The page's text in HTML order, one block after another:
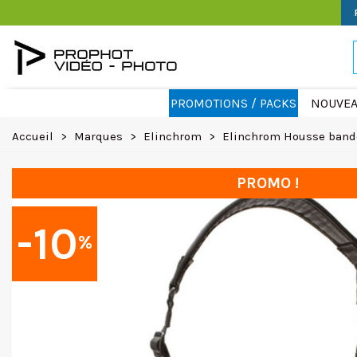
PROMOTIONS / PACKS
Accueil > Marques > Elinchrom > Elinchrom Housse
-10%
PROMO !